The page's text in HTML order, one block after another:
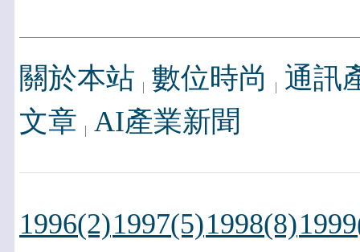
關於本站 數位時尚
通訊
文章 AI產業新聞
1996(2)1997(5)1998(8)